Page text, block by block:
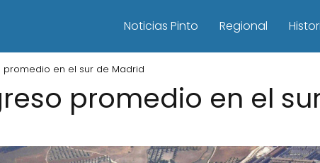
Noticias Pinto Regional
promedio en el sur de Madrid
promedio en el